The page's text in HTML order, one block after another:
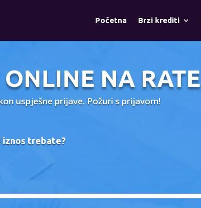
Početna Brzi krediti
NA RATE
uspješne prijave. Požuri s prijavom!
iznos trebate?